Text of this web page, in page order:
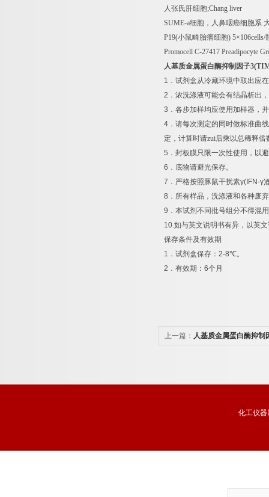
人张氏肝细胞;Chang liver
SUME-a细胞，人鼻咽癌细胞系
P19(小鼠畸胎瘤细胞) 5×106cells/
Promocell C-27417 Preadipocyte
人基质金属蛋白酶抑制因子
1 ．试剂盒从冷藏环境中取出应
2 ．浓洗涤液可能会有结晶析出
3 ．各步加样均应使用加样器，
4 ．请每次测定的同时做标准曲
定，计算时请zui后乘以总稀释倍
5 ．封板膜只限一次性使用，以
6 ．底物请避光保存。
7 ．严格按照豚鼠干扰素γ(IFN-γ)
8 ．所有样品，洗涤液和各种废
9 ．本试剂不同批号组分不得混
10.如与英文说明书有异，以英
保存条件及有效期
1 ．试剂盒保存： 2-8℃。
2 ．有效期： 6个月
上一篇： 人基质金属蛋白酶抑制
化工仪器